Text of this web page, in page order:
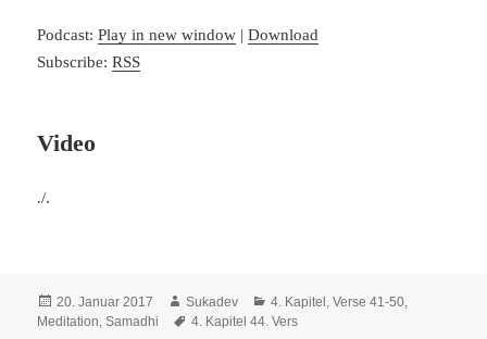
Podcast:Play in new window |Download
Subscribe:RSS
Video
./.
Veröffentlicht
am
20. Januar 2017 Autor
Sukadev Kategorien
4. Kapitel, Verse 41-50,
Meditation, Samadhi
Schlagwörter
4. Kapitel 44. Vers